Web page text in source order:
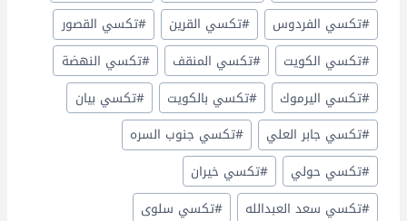
#تكسي الفردوس #تكسي القرين #تكسي القصور
#تكسي الكويت #تكسي المنقف #تكسي النهضة
#تكسي اليرموك #تكسي بالكويت #تكسي بيان
#تكسي جابر العلي #تكسي جنوب السره
#تكسي حولي #تكسي خيران
#تكسي سعد العبدالله #تكسي سلوى